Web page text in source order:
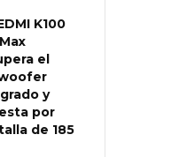
K100
el
y
por
de 185